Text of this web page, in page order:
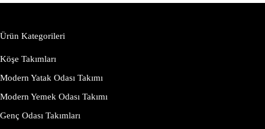
Ürün Kategorileri
Köşe Takımları
Modern Yatak Odası Takımı
Modern Yemek Odası Takımı
Genç Odası Takımları